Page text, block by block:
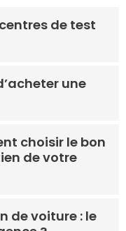
de test
une
choisir le bon
de votre
de voiture : le